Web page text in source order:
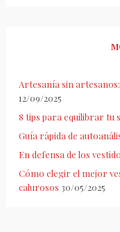
Artesanía sin
12/09/2025
8 tips para equilibrar tu
Guía rápida de
En defensa de los
Cómo elegir el mejor
calurosos 30/05/2025